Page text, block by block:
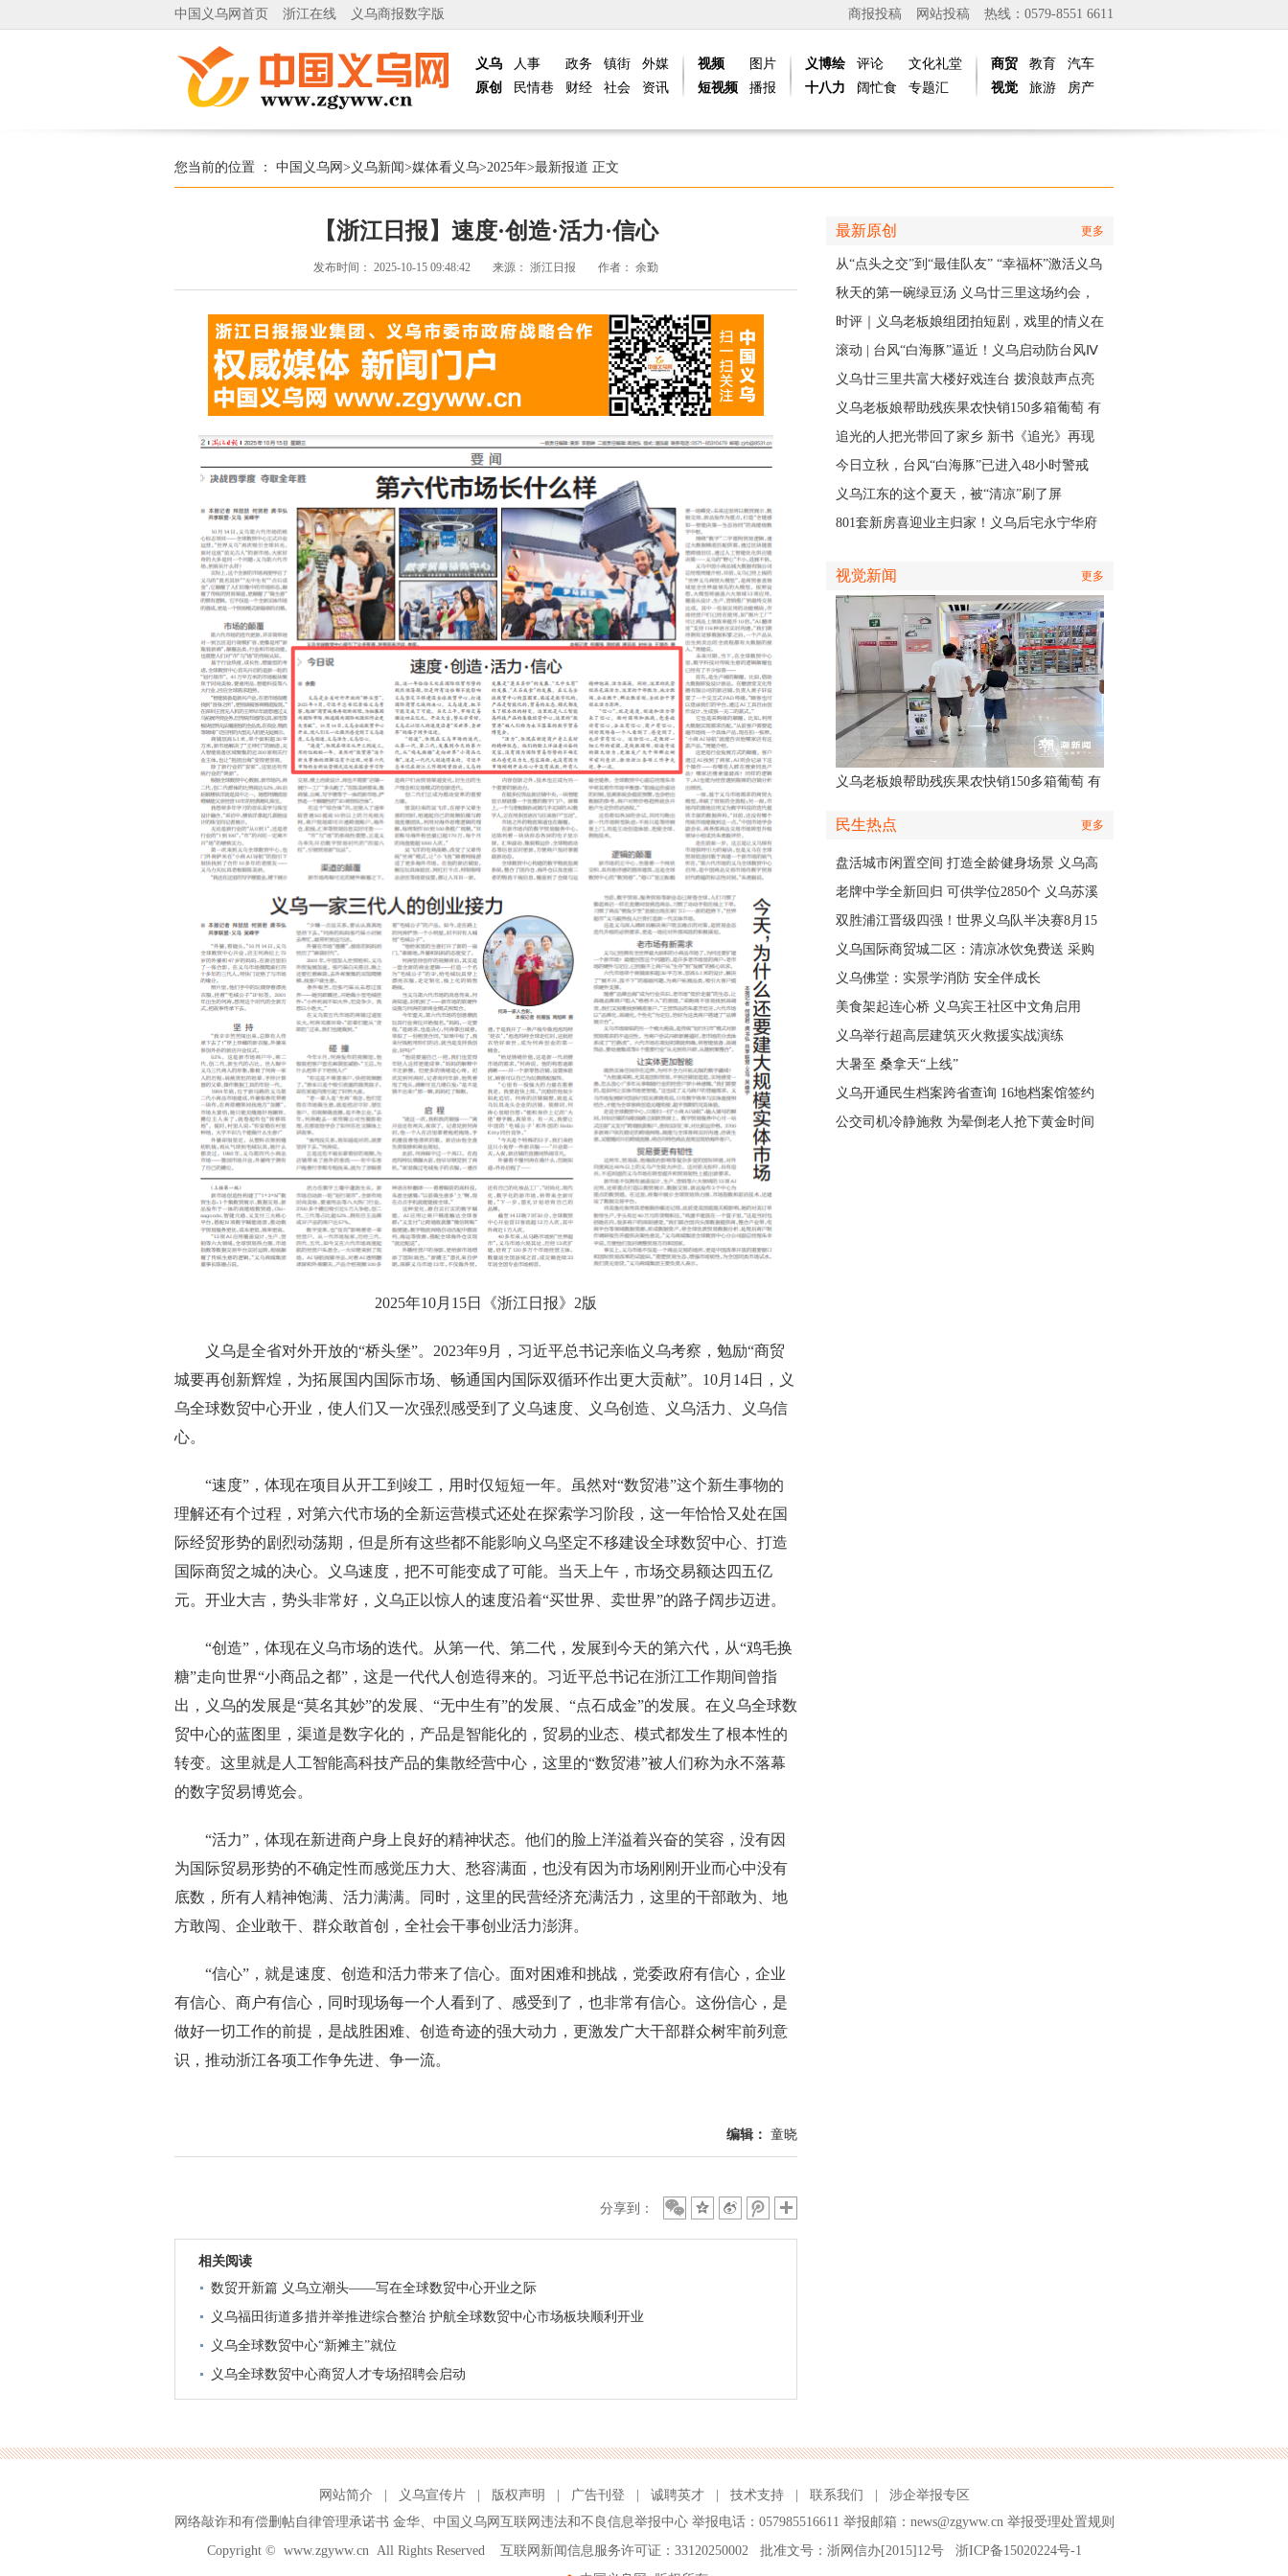
中国义乌网首页 浙江在线 义乌商报数字版 热线：0579-8551 6611
网站投稿
商报投稿
义乌
原创
人事
民情巷
政务
财经
镇街
社会
外媒
资讯
视频
短视频
图片
播报
义博绘
十八力
评论
阔忙食
文化礼堂
专题汇
商贸
视觉
教育
旅游
汽车
房产
您当前的位置 ： 中国义乌网 > 义乌新闻>媒体看义乌>2025年>最新报道 正文
【浙江日报】速度·创造·活力·信心
发布时间： 2025-10-15 09:48:42 来源： 浙江日报 作者： 余勤
2025年10月15日《浙江日报》2版
义乌是全省对外开放的“桥头堡”。2023年9月，习近平总书记亲临义乌考察，勉励“商贸
城要再创新辉煌，为拓展国内国际市场、畅通国内国际双循环作出更大贡献”。10月14日，义
乌全球数贸中心开业，使人们又一次强烈感受到了义乌速度、义乌创造、义乌活力、义乌信
心。
“速度”，体现在项目从开工到竣工，用时仅短短一年。虽然对“数贸港”这个新生事物的
理解还有个过程，对第六代市场的全新运营模式还处在探索学习阶段，这一年恰恰又处在国
际经贸形势的剧烈动荡期，但是所有这些都不能影响义乌坚定不移建设全球数贸中心、打造
国际商贸之城的决心。义乌速度，把不可能变成了可能。当天上午，市场交易额达四五亿
元。开业大吉，势头非常好，义乌正以惊人的速度沿着“买世界、卖世界”的路子阔步迈进。
“创造”，体现在义乌市场的迭代。从第一代、第二代，发展到今天的第六代，从“鸡毛换
糖”走向世界“小商品之都”，这是一代代人创造得来的。习近平总书记在浙江工作期间曾指
出，义乌的发展是“莫名其妙”的发展、“无中生有”的发展、“点石成金”的发展。在义乌全球数
贸中心的蓝图里，渠道是数字化的，产品是智能化的，贸易的业态、模式都发生了根本性的
转变。这里就是人工智能高科技产品的集散经营中心，这里的“数贸港”被人们称为永不落幕
的数字贸易博览会。
“活力”，体现在新进商户身上良好的精神状态。他们的脸上洋溢着兴奋的笑容，没有因
为国际贸易形势的不确定性而感觉压力大、愁容满面，也没有因为市场刚刚开业而心中没有
底数，所有人精神饱满、活力满满。同时，这里的民营经济充满活力，这里的干部敢为、地
方敢闯、企业敢干、群众敢首创，全社会干事创业活力澎湃。
“信心”，就是速度、创造和活力带来了信心。面对困难和挑战，党委政府有信心，企业
有信心、商户有信心，同时现场每一个人看到了、感受到了，也非常有信心。这份信心，是
做好一切工作的前提，是战胜困难、创造奇迹的强大动力，更激发广大干部群众树牢前列意
识，推动浙江各项工作争先进、争一流。
编辑： 童晓
分享到：
相关阅读
数贸开新篇 义乌立潮头——写在全球数贸中心开业之际
义乌福田街道多措并举推进综合整治 护航全球数贸中心市场板块顺利开业
义乌全球数贸中心“新摊主”就位
义乌全球数贸中心商贸人才专场招聘会启动
最新原创 更多
从“点头之交”到“最佳队友” “幸福杯”激活义乌
稠江邻里情
秋天的第一碗绿豆汤 义乌廿三里这场约会，
主角是快递小哥
时评｜义乌老板娘组团拍短剧，戏里的情义在
现实中有了回响
滚动 | 台风“白海豚”逼近！义乌启动防台风Ⅳ
级应急响应
义乌廿三里共富大楼好戏连台 拨浪鼓声点亮
乡村之夜
义乌老板娘帮助残疾果农快销150多箱葡萄 有
人认出她还主演了部短剧
追光的人把光带回了家乡 新书《追光》再现
义商与一座城的双向奔赴
今日立秋，台风“白海豚”已进入48小时警戒
线，义乌风雨时间、雨量公布
义乌江东的这个夏天，被“清凉”刷了屏
801套新房喜迎业主归家！义乌后宅永宁华府
视觉新闻 更多
义乌老板娘帮助残疾果农快销150多箱葡萄 有
民生热点 更多
盘活城市闲置空间 打造全龄健身场景 义乌高
质量落地省级文体民生实事
老牌中学全新回归 可供学位2850个 义乌苏溪
中学9月投用
双胜浦江晋级四强！世界义乌队半决赛8月15
日主场开打
义乌国际商贸城二区：清凉冰饮免费送 采购
商可就近领取
义乌佛堂：实景学消防 安全伴成长
美食架起连心桥 义乌宾王社区中文角启用
义乌举行超高层建筑灭火救援实战演练
大暑至 桑拿天“上线”
义乌开通民生档案跨省查询 16地档案馆签约
合作
公交司机冷静施救 为晕倒老人抢下黄金时间
网站简介 义乌宣传片 版权声明 广告刊登 诚聘英才 技术支持 联系我们
涉企举报专区
网络敲诈和有偿删帖自律管理承诺书 金华、 中国义乌网互联网违法和不良信息举报中心举报电话：057985516611 举报邮箱：news@zgyww.cn 举报受理处置规则
Copyright © www.zgyww.cnAll Rights Reserved 互联网新闻信息服务许可证：33120250002 批准文号：浙网信办[2015]12号 浙ICP备15020224号-1